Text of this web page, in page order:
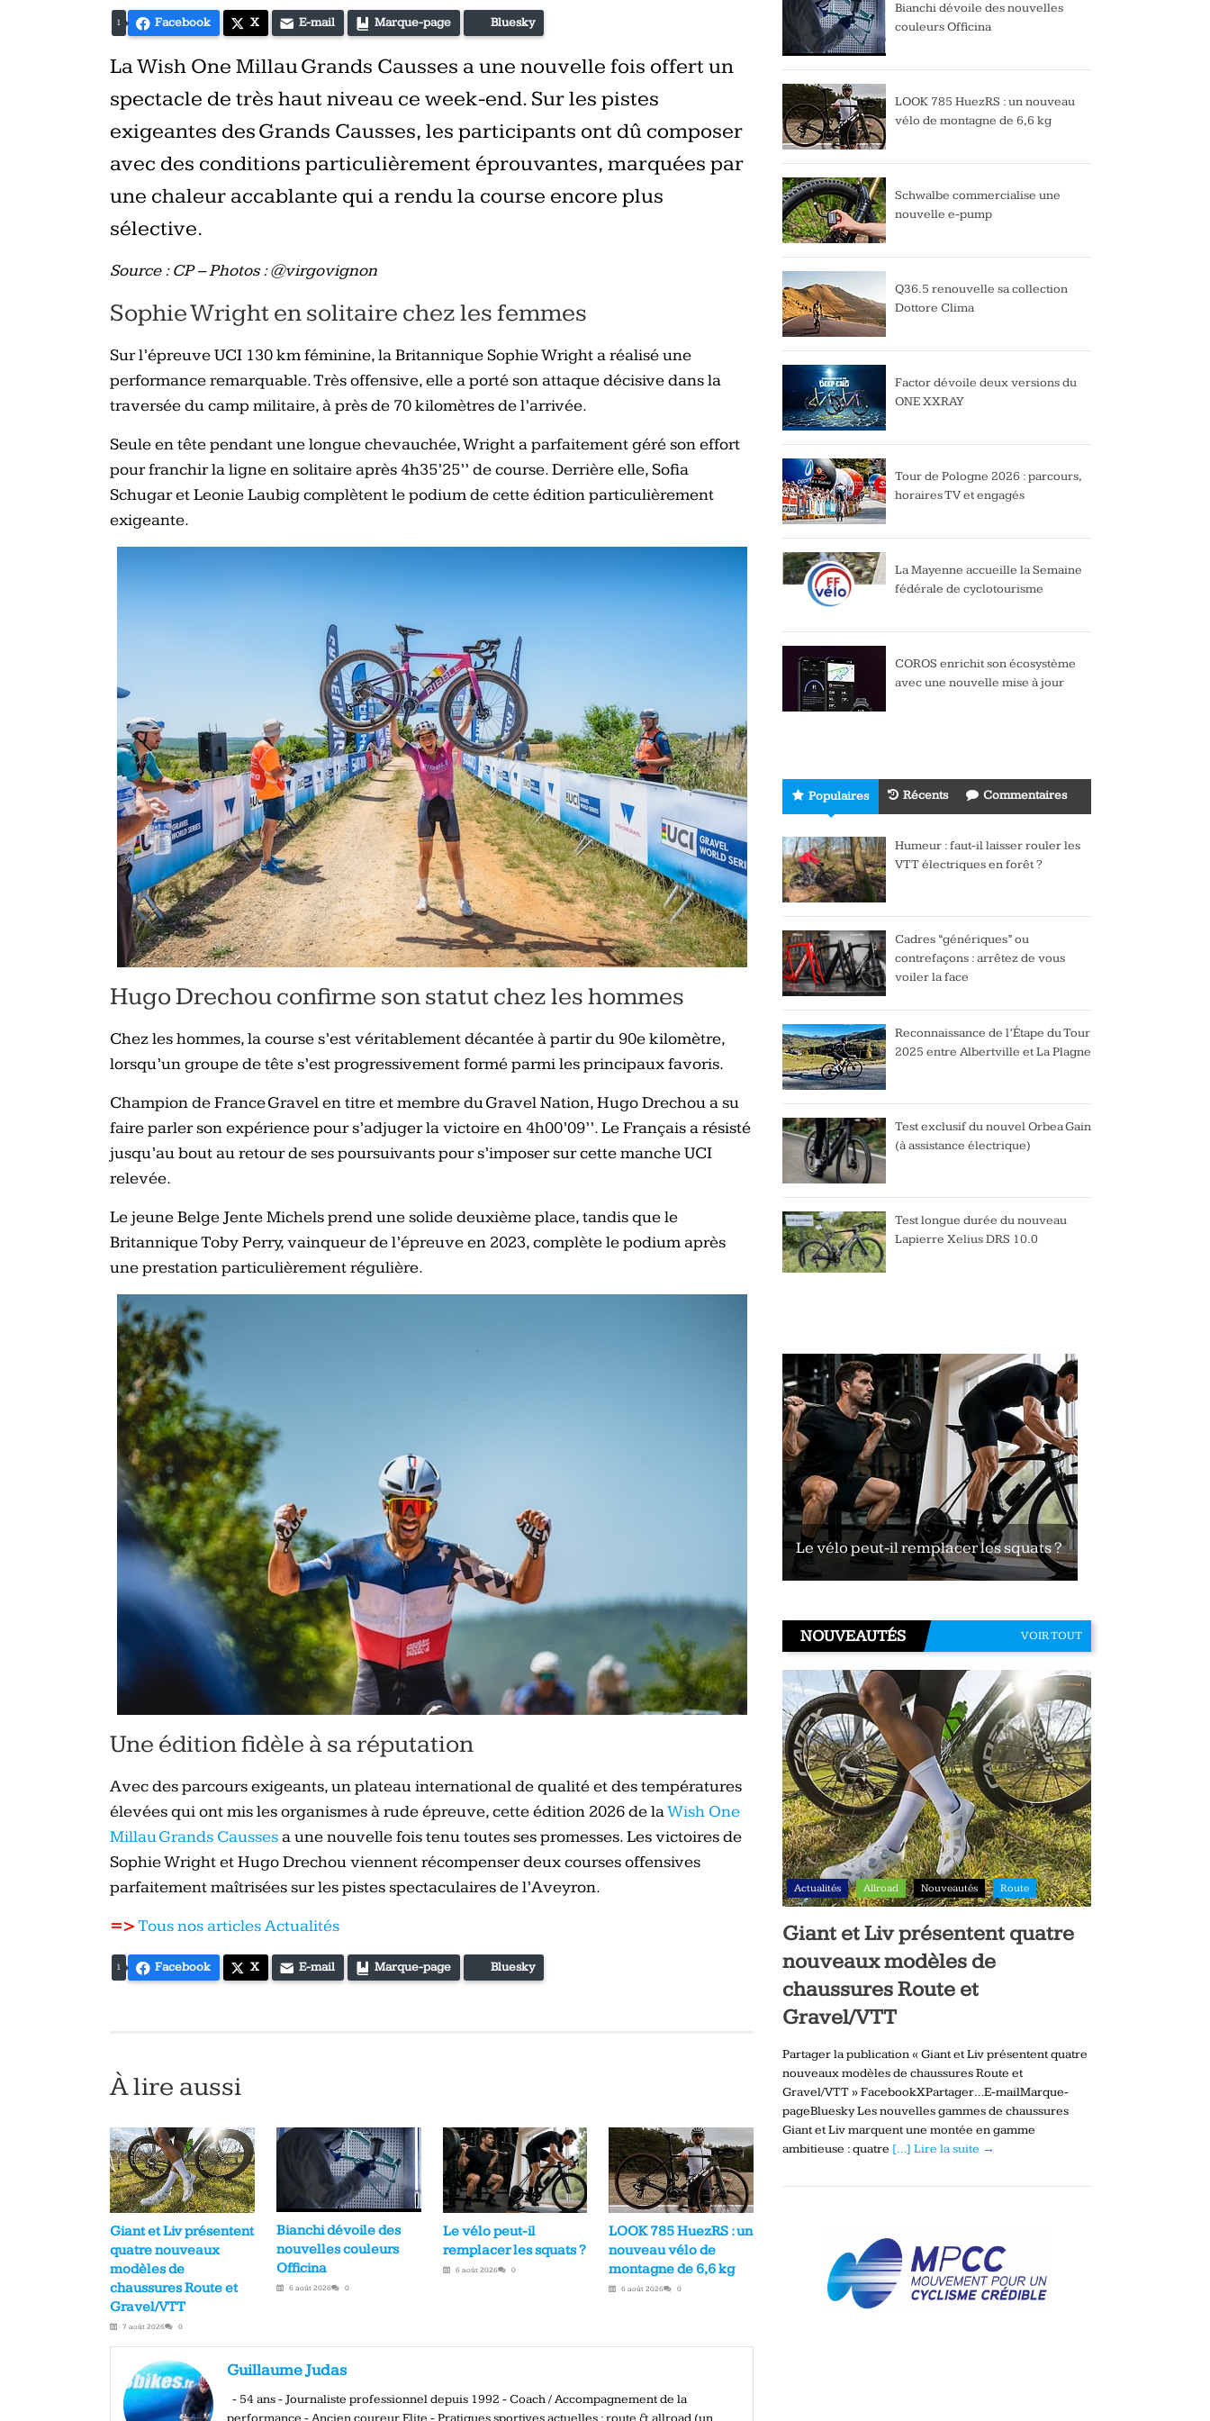
1 Facebook X E-mail Marque-page Bluesky
La Wish One Millau Grands Causses a une nouvelle fois offert un
spectacle de très haut niveau ce week-end. Sur les pistes
exigeantes des Grands Causses, les participants ont dû composer
avec des conditions particulièrement éprouvantes, marquées par
une chaleur accablante qui a rendu la course encore plus
sélective.
Source : CP – Photos : @virgovignon
Sophie Wright en solitaire chez les femmes
Sur l’épreuve UCI 130 km féminine, la Britannique Sophie Wright a réalisé une
performance remarquable. Très offensive, elle a porté son attaque décisive dans la
traversée du camp militaire, à près de 70 kilomètres de l’arrivée.
Seule en tête pendant une longue chevauchée, Wright a parfaitement géré son effort
pour franchir la ligne en solitaire après 4h35’25’’ de course. Derrière elle, Sofia
Schugar et Leonie Laubig complètent le podium de cette édition particulièrement
exigeante.
Hugo Drechou confirme son statut chez les hommes
Chez les hommes, la course s’est véritablement décantée à partir du 90e kilomètre,
lorsqu’un groupe de tête s’est progressivement formé parmi les principaux favoris.
Champion de France Gravel en titre et membre du Gravel Nation, Hugo Drechou a su
faire parler son expérience pour s’adjuger la victoire en 4h00’09’’. Le Français a résisté
jusqu’au bout au retour de ses poursuivants pour s’imposer sur cette manche UCI
relevée.
Le jeune Belge Jente Michels prend une solide deuxième place, tandis que le
Britannique Toby Perry, vainqueur de l’épreuve en 2023, complète le podium après
une prestation particulièrement régulière.
Une édition fidèle à sa réputation
Avec des parcours exigeants, un plateau international de qualité et des températures
élevées qui ont mis les organismes à rude épreuve, cette édition 2026 de laWish One
Millau Grands Caussesa une nouvelle fois tenu toutes ses promesses. Les victoires de
Sophie Wright et Hugo Drechou viennent récompenser deux courses offensives
parfaitement maîtrisées sur les pistes spectaculaires de l’Aveyron.
=>Tous nos articles Actualités
1 Facebook X E-mail Marque-page Bluesky
À lire aussi
Giant et Liv présentent
quatre nouveaux
modèles de
chaussures Route et
Gravel/VTT
7 août 2026 0
Bianchi dévoile des
nouvelles couleurs
Officina
6 août 2026 0
Le vélo peut-il
remplacer les squats ?
6 août 2026 0
LOOK 785 HuezRS : un
nouveau vélo de
montagne de 6,6 kg
6 août 2026 0
Guillaume Judas
- 54 ans - Journaliste professionnel depuis 1992 - Coach / Accompagnement de la
Bianchi dévoile des nouvelles
couleurs Officina
LOOK 785 HuezRS : un nouveau
vélo de montagne de 6,6 kg
Schwalbe commercialise une
nouvelle e-pump
Q36.5 renouvelle sa collection
Dottore Clima
Factor dévoile deux versions du
ONE XXRAY
Tour de Pologne 2026 : parcours,
horaires TV et engagés
La Mayenne accueille la Semaine
fédérale de cyclotourisme
COROS enrichit son écosystème
avec une nouvelle mise à jour
Populaires Récents Commentaires
Humeur : faut-il laisser rouler les
VTT électriques en forêt ?
Cadres “génériques” ou
contrefaçons : arrêtez de vous
voiler la face
Reconnaissance de l’Étape du Tour
2025 entre Albertville et La Plagne
Test exclusif du nouvel Orbea Gain
(à assistance électrique)
Test longue durée du nouveau
Lapierre Xelius DRS 10.0
Le vélo peut-il remplacer les squats ? Le vélo peut-il remplacer les squats ?
NOUVEAUTÉS VOIR TOUT
Actualités Allroad Nouveautés Route
Giant et Liv présentent quatre
nouveaux modèles de
chaussures Route et
Gravel/VTT
Partager la publication « Giant et Liv présentent quatre
nouveaux modèles de chaussures Route et
Gravel/VTT » FacebookXPartager…E-mailMarque-
pageBluesky Les nouvelles gammes de chaussures
Giant et Liv marquent une montée en gamme
ambitieuse : quatre […] Lire la suite →